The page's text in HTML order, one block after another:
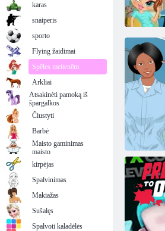
karas
snaiperis
sporto
Flying žaidimai
Spēles meitenēm
Arkliai
Atsakinėti pamoką iš
špargalkos
Čiustyti
Barbė
Maisto gaminimas
maisto
kirpėjas
Spalvinimas
Makiažas
Sušalęs
Spalvoti kaladėlės